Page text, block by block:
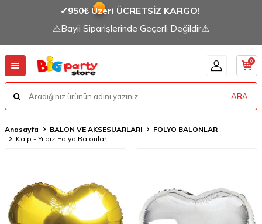
✔950₺ Üzeri ÜCRETSİZ KARGO!
⚠Bayii Siparişlerinde Geçerli Değildir⚠
ARA
0
Anasayfa BALON VE AKSESUARLARI
FOLYO BALONLAR
Kalp - Yıldız Folyo Balonlar